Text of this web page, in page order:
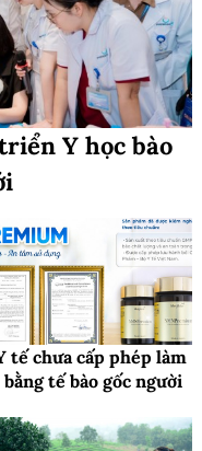
Y học bào
tế chưa cấp phép làm
tế bào gốc người